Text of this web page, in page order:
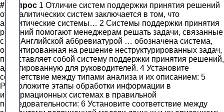
#
Вопрос 1 Отличие систем поддержки принятия решений
от аналитических систем заключается в том, что
аналитические системы… 2 Системы поддержки принятия
решений помогают менеджерам решать задачи, связанные
с… 3 Английской аббревиатурой … обозначена система,
ориентированная на решение неструктурированных задач,
представляет собой систему поддержки принятия решений,
адаптированную для руководителей. 4 Установите
соответствие между типами анализа и их описанием: 5
Расположите этапы обработки информации в
информационных системах в правильной
последовательности: 6 Установите соответствие между